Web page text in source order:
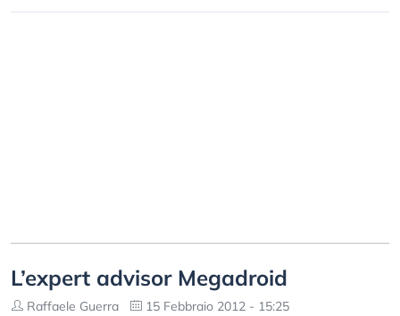
L’expert advisor Megadroid
Raffaele Guerra 15 Febbraio 2012 - 15:25